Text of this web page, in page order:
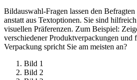
Bildauswahl-Fragen lassen den Befragten
anstatt aus Textoptionen. Sie sind
visuellen Präferenzen. Zum Beispiel:
verschiedener Produktverpackungen und
Verpackung spricht Sie am meisten an?
Bild 1
Bild 2